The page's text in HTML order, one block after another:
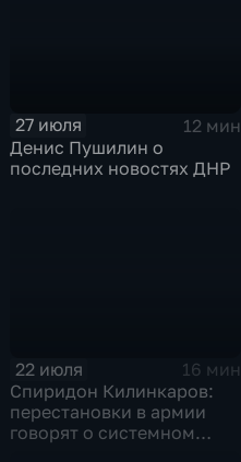
27 июля
12 мин
Денис Пушилин о
последних новостях ДНР
22 июля
16 мин
Спиридон Килинкаров:
перестановки в армии
говорят о системном